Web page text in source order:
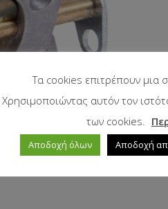
Τα cookies επιτρέπουν μια
Χρησιμοποιώντας αυτόν τον
των cookies.
Αποδοχή όλων Αποδοχή